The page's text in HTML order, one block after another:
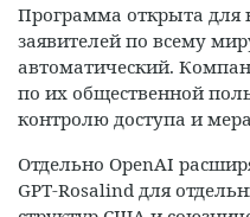
Программа открыта
заявителей по всему
автоматический.
по их общественной
контролю доступа и
Отдельно OpenAI
GPT‑Rosalind для